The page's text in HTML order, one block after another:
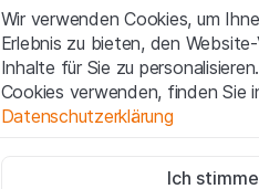
Mit dem Zugriff auf diese
(die "Website") erklären Sie,
Informationen und die
Nutzungsbedingungen
Wenn Sie mit den
Wir verwenden Cookies, um
Erlebnis zu bieten, den
Inhalte für Sie zu
Cookies verwenden, finden Sie
Datenschutzerklärung
Diese Cookies sind für die
Ich